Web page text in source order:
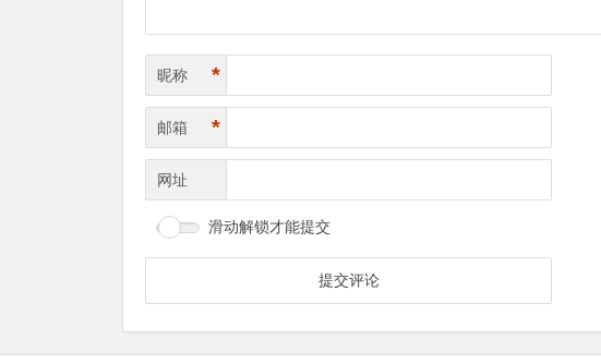
昵称 *
邮箱 *
网址
滑动解锁才能提交